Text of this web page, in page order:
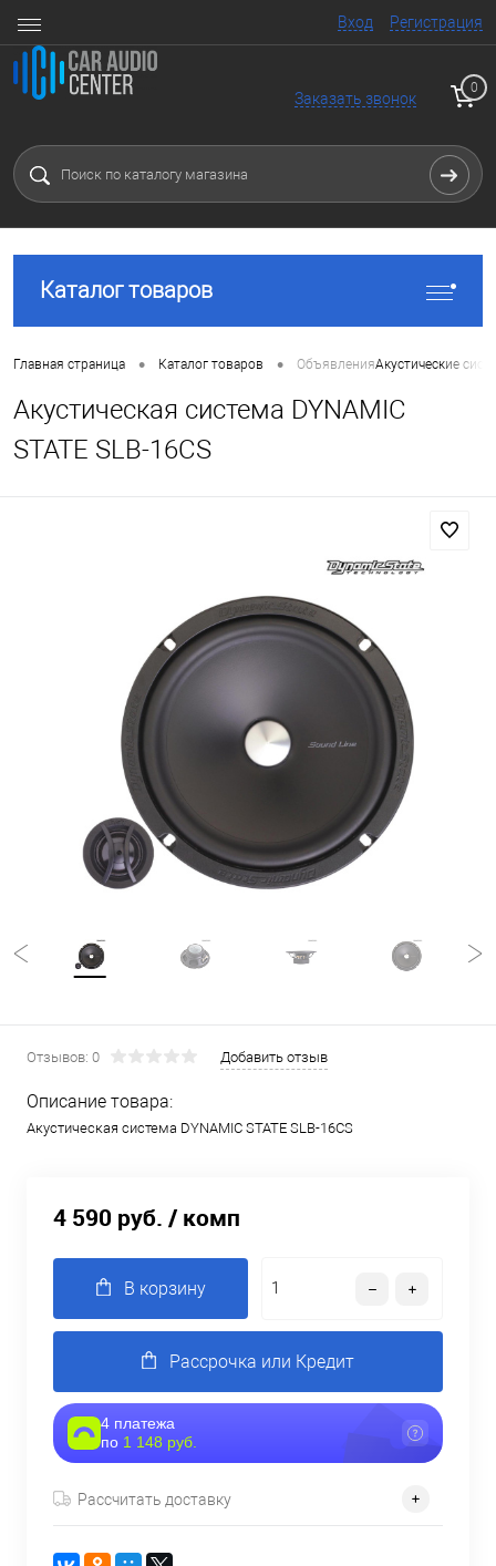
Вход Регистрация
Заказать звонок
0
Каталог товаров
Главная страница • Каталог товаров • ОбъявленияАкустические
Акустическая система DYNAMIC
STATE SLB-16CS
Отзывов: 0 Добавить отзыв
Описание товара:
Акустическая система DYNAMIC STATE SLB-16CS
4 590 руб. / комп
В корзину
Рассрочка или Кредит
4 платежа
по 1 148 руб.
Рассчитать доставку